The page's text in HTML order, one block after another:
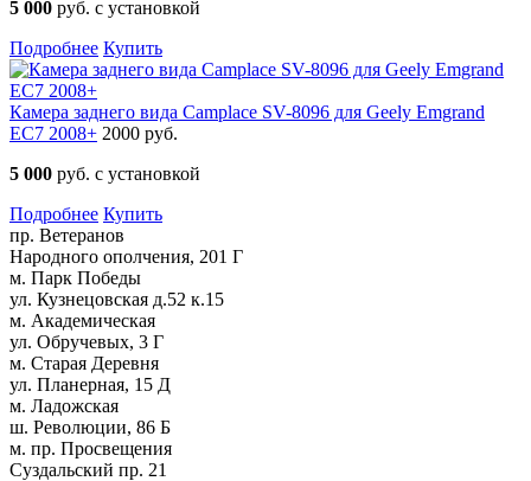
5 000 руб. с установкой
Подробнее Купить
Камера заднего вида Camplace SV-8096 для Geely Emgrand
EC7 2008+ 2000 руб.
5 000 руб. с установкой
Подробнее Купить
пр. Ветеранов
Народного ополчения, 201 Г
м. Парк Победы
ул. Кузнецовская д.52 к.15
м. Академическая
ул. Обручевых, 3 Г
м. Старая Деревня
ул. Планерная, 15 Д
м. Ладожская
ш. Революции, 86 Б
м. пр. Просвещения
Суздальский пр. 21